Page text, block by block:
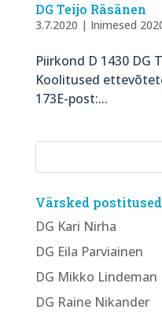
DG Teijo Räsänen
3.7.2020 | Inimesed
Piirkond D 1430 DG
Koolitused
173E-post:...
Värsked postitused
DG Kari Nirha
DG Eila Parviainen
DG Mikko Lindeman
DG Raine Nikander